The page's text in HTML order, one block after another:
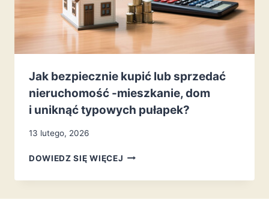
Jak bezpiecznie kupić lub sprzedać
nieruchomość -mieszkanie, dom
i uniknąć typowych pułapek?
13 lutego, 2026
DOWIEDZ SIĘ WIĘCEJ